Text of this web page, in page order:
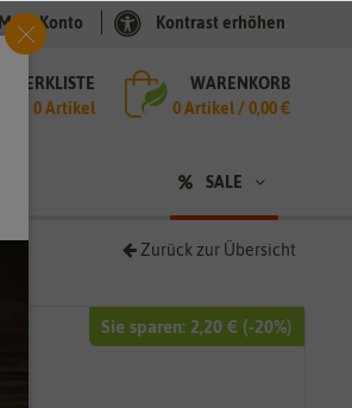
Mein Konto Kontrast erhöhen
MERKLISTE
0 Artikel
WARENKORB
0Artikel /0,00 €
SALE
Zurück zur Übersicht
Sie sparen: 2,20 € (-20%)